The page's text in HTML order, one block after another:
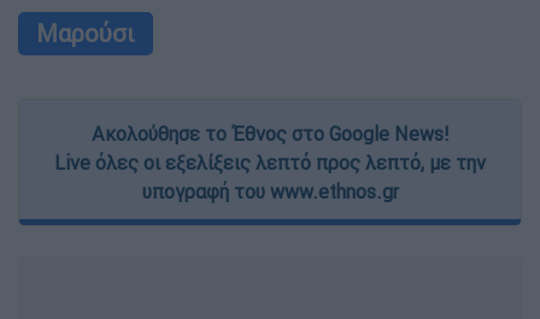
Μαρούσι
Ακολούθησε το Έθνος στο Google News!
Live όλες οι εξελίξεις λεπτό προς λεπτό, με την
υπογραφή του www.ethnos.gr